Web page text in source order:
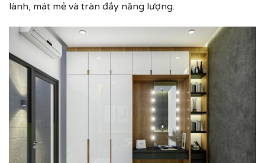
lành, mát mẻ và tràn đầy năng lượng.